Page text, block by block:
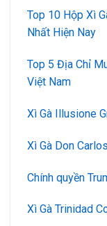
Top 10 Hộp Xì
Nhất Hiện Nay
Top 5 Địa Chỉ
Việt Nam
Xì Gà Illusione
Xì Gà Don
Chính quyền
Xì Gà Trinidad